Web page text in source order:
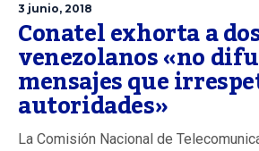
3 junio, 2018
Conatel exhorta a
venezolanos «no
mensajes que
autoridades»
La Comisión Nacional de